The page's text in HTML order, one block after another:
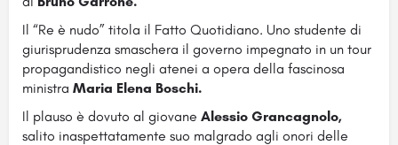
Il “Re è nudo” titola il Fatto Quotidiano. Uno studente di
giurisprudenza smaschera il governo impegnato in un tour
propagandistico negli atenei a opera della fascinosa
ministra Maria Elena Boschi.
Il plauso è dovuto al giovane Alessio Grancagnolo,
salito inaspettatamente suo malgrado agli onori delle